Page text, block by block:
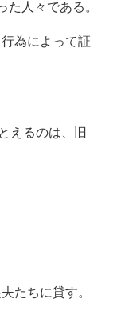
人々である。
為によって証
えるのは、旧
たちに貸す。